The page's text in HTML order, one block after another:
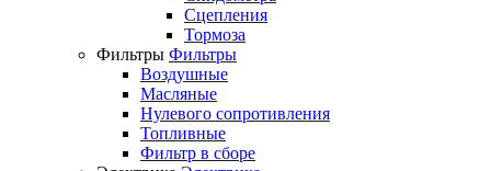
Сцепления
Тормоза
Фильтры Фильтры
Воздушные
Масляные
Нулевого сопротивления
Топливные
Фильтр в сборе